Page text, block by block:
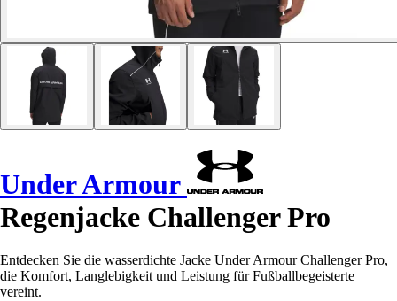
Under Armour
Regenjacke Challenger Pro
Entdecken Sie die wasserdichte Jacke Under Armour Challenger Pro,
die Komfort, Langlebigkeit und Leistung für Fußballbegeisterte
vereint.